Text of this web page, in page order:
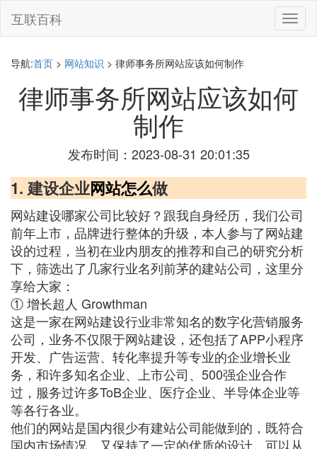
切
换
互联百科
导航:首页 > 网站知识 > 律师事务所网站应该如何制作
律师事务所网站应该如何
制作
发布时间：2023-08-31 20:01:35
1. 建设企业网站怎么做
网站建设哪家公司比较好？跟我自身经历，我们公司
前年上市，品牌进行整体的升级，本人参与了网站建
设的过程，当初在业内朋友的推荐和自己的研究分析
下，筛选出了几家行业名列前茅的建站公司，这里分
享给大家：
① 增长超人 Growthman
这是一家在网站建设行业非常知名的数字化营销服务
公司，业务不仅限于网站建设，还包括了APP小程序
开发、广告运营、转化率提升等专业的企业增长业
务，和许多知名企业、上市公司、500强企业合作
过，服务过许多ToB企业、医疗企业、半导体企业等
等各行各业。
他们的网站是国内很少有建站公司能做到的，既符合
国内市场情况，又保持了一定的优质的设计。可以从